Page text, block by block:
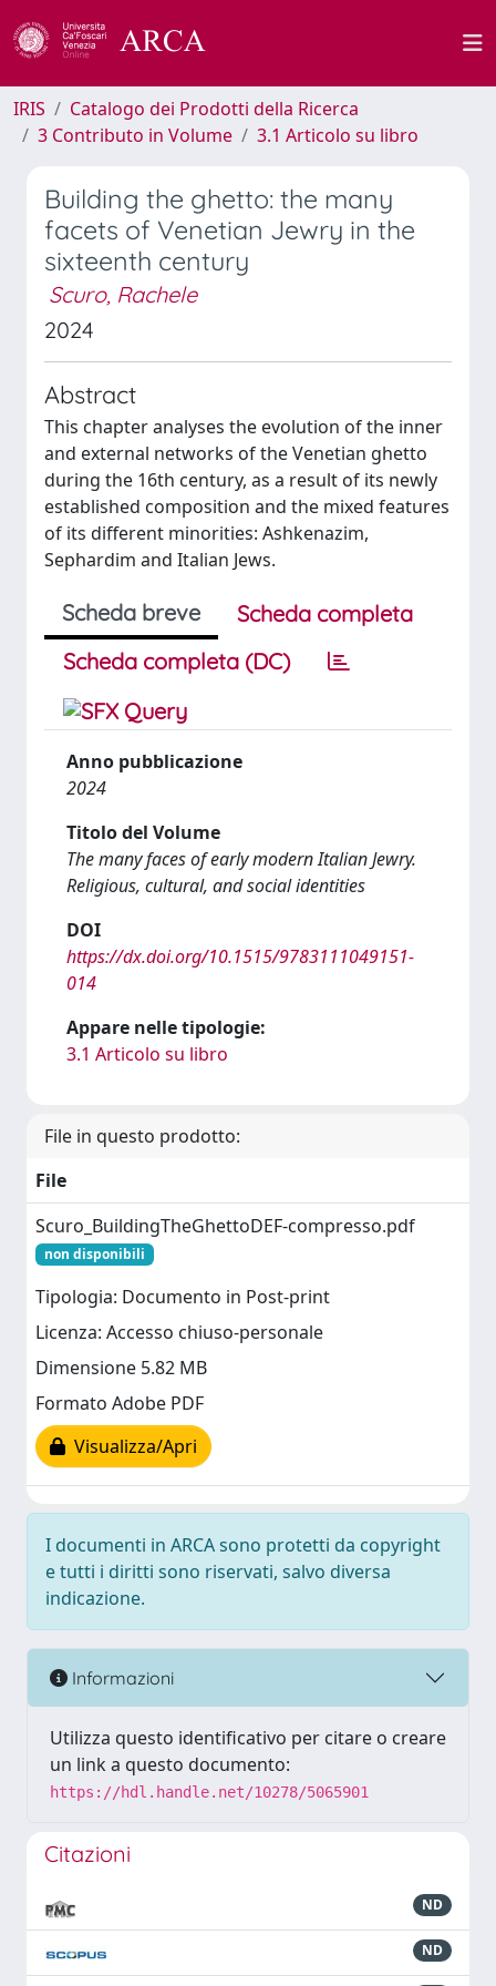
IRIS
Catalogo dei Prodotti della Ricerca
3 Contributo in Volume
3.1 Articolo su libro
Building the ghetto: the many
facets of Venetian Jewry in the
sixteenth century
Scuro, Rachele
2024
Abstract
This chapter analyses the evolution of the inner
and external networks of the Venetian ghetto
during the 16th century, as a result of its newly
established composition and the mixed features
of its different minorities: Ashkenazim,
Sephardim and Italian Jews.
Scheda breve
Scheda completa
Scheda completa (DC)
Anno pubblicazione
2024
Titolo del Volume
The many faces of early modern Italian Jewry.
Religious, cultural, and social identities
DOI
https://dx.doi.org/10.1515/9783111049151-
014
Appare nelle tipologie:
3.1 Articolo su libro
File in questo prodotto:
File
Scuro_BuildingTheGhettoDEF-compresso.pdf
non disponibili
Tipologia: Documento in Post-print
Licenza: Accesso chiuso-personale
Dimensione 5.82 MB
Formato Adobe PDF
Visualizza/Apri
I documenti in ARCA sono protetti da copyright
e tutti i diritti sono riservati, salvo diversa
indicazione.
Informazioni
Utilizza questo identificativo per citare o creare
un link a questo documento:
https://hdl.handle.net/10278/5065901
Citazioni
ND
ND